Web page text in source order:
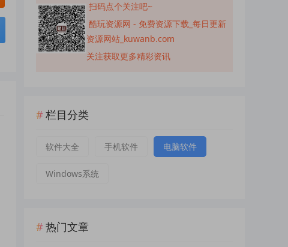
扫码点个关注吧~
酷玩资源网 - 免费资源下载_每日更新
资源网站_kuwanb.com
关注获取更多精彩资讯
栏目分类
软件大全 手机软件 电脑软件
Windows系统
热门文章